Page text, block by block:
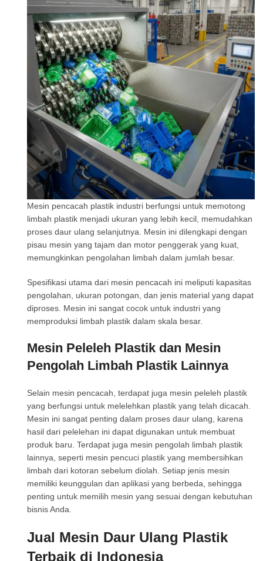
Mesin pencacah plastik industri berfungsi untuk memotong
limbah plastik menjadi ukuran yang lebih kecil, memudahkan
proses daur ulang selanjutnya. Mesin ini dilengkapi dengan
pisau mesin yang tajam dan motor penggerak yang kuat,
memungkinkan pengolahan limbah dalam jumlah besar.
Spesifikasi utama dari mesin pencacah ini meliputi kapasitas
pengolahan, ukuran potongan, dan jenis material yang dapat
diproses. Mesin ini sangat cocok untuk industri yang
memproduksi limbah plastik dalam skala besar.
Mesin Peleleh Plastik dan Mesin
Pengolah Limbah Plastik Lainnya
Selain mesin pencacah, terdapat juga mesin peleleh plastik
yang berfungsi untuk melelehkan plastik yang telah dicacah.
Mesin ini sangat penting dalam proses daur ulang, karena
hasil dari pelelehan ini dapat digunakan untuk membuat
produk baru. Terdapat juga mesin pengolah limbah plastik
lainnya, seperti mesin pencuci plastik yang membersihkan
limbah dari kotoran sebelum diolah. Setiap jenis mesin
memiliki keunggulan dan aplikasi yang berbeda, sehingga
penting untuk memilih mesin yang sesuai dengan kebutuhan
bisnis Anda.
Jual Mesin Daur Ulang Plastik
Terbaik di Indonesia